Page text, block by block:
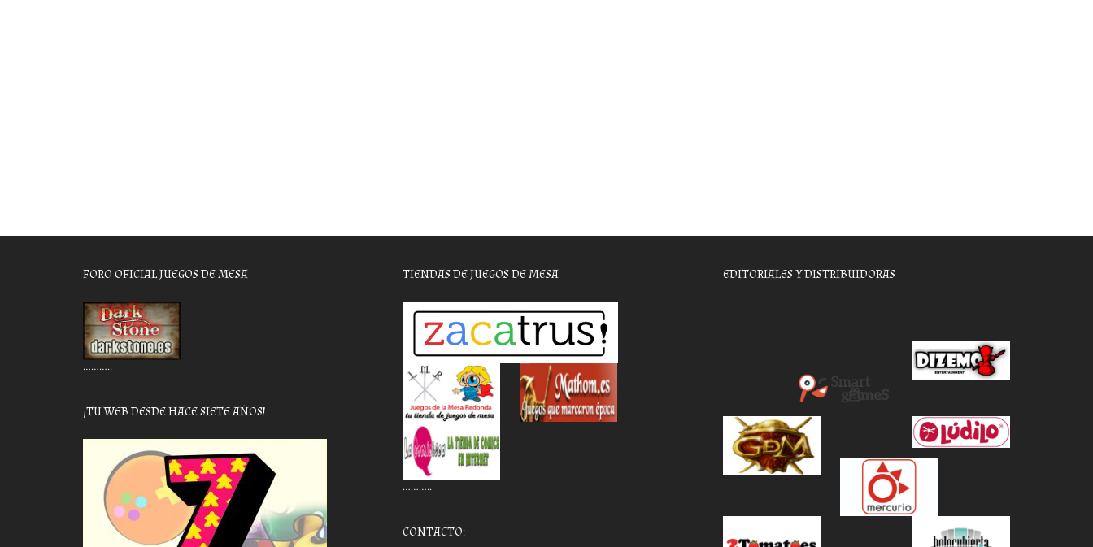
FORO OFICIAL JUEGOS DE MESA
………..
¡TU WEB DESDE HACE SIETE AÑOS!
TIENDAS DE JUEGOS DE MESA
………..
CONTACTO:
EDITORIALES Y DISTRIBUIDORAS